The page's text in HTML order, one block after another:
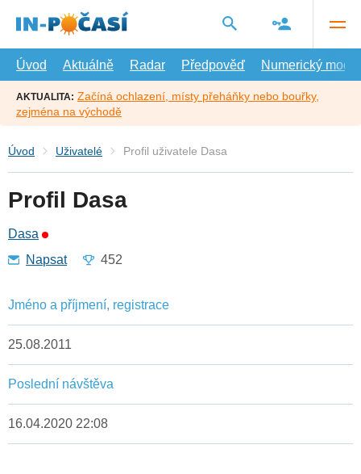
hlavní
Úvod
Aktuálně Radar Předpověď Numerický model
AKTUALITA: Začíná ochlazení, místy přeháňky nebo bouřky,
zejména na východě
Úvod Uživatelé Profil uživatele Dasa
Profil Dasa
Dasa
Napsat
452
Jméno a příjmení, registrace
25.08.2011
Poslední návštěva
16.04.2020 22:08